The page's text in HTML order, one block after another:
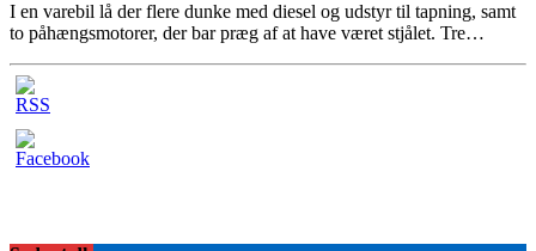
I en varebil lå der flere dunke med diesel og udstyr til tapning, samt
to påhængsmotorer, der bar præg af at have været stjålet. Tre…